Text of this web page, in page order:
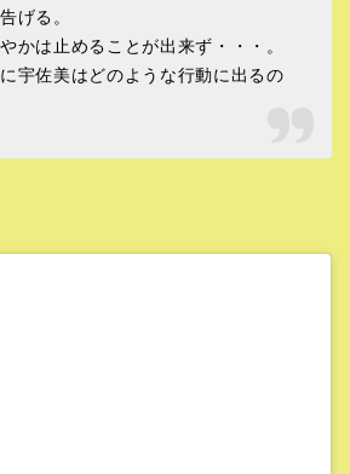
げる。
かは止めることが出来ず・・・。
宇佐美はどのような行動に出るの